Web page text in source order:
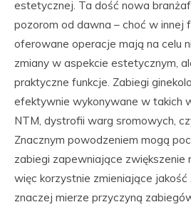
estetycznej. Ta dość nowa
pozorom od dawna – choć w innej
oferowane operacje mają na celu
zmiany w aspekcie estetycznym,
praktyczne funkcje. Zabiegi
efektywnie wykonywane w takich
NTM, dystrofii warg sromowych,
Znacznym powodzeniem mogą
zabiegi zapewniające zwiększenie
więc korzystnie zmieniające jakość
znaczej mierze przyczyną